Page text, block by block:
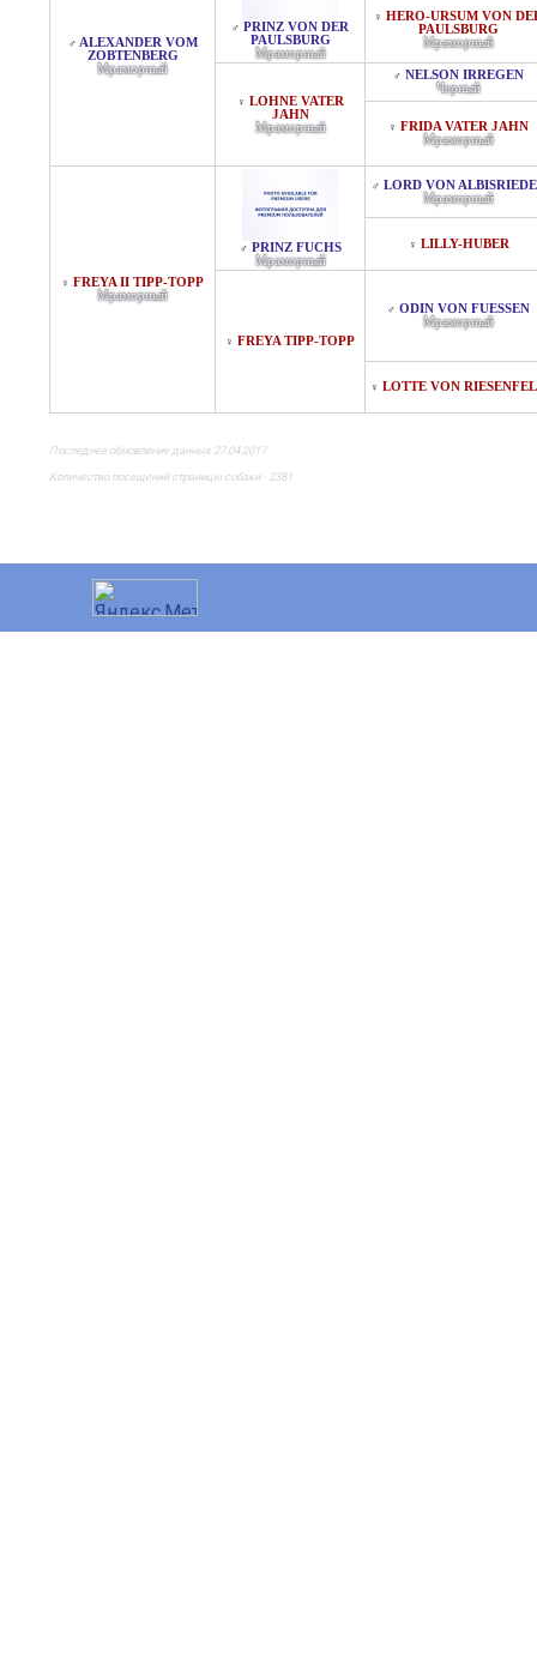
♂ ALEXANDER VOM
ZOBTENBERG
Мраморный
♂ PRINZ VON DER
PAULSBURG
Мраморный
♀ HERO-URSUM VON
PAULSBURG
Мраморный
♀ LOHNE VATER
JAHN
Мраморный
♂ NELSON IRREGEN
Черный
♀ FRIDA VATER JAHN
Мраморный
♀ FREYA II TIPP-TOPP
Мраморный
♂ PRINZ FUCHS
Мраморный
♂ LORD VON
Мраморный
♀ LILLY-HUBER
♀ FREYA TIPP-TOPP
♂ ODIN VON FUESSEN
Мраморный
♀ LOTTE VON
Последнее обновление данных 27.04.2017
Количество посещений страницы собаки - 2381